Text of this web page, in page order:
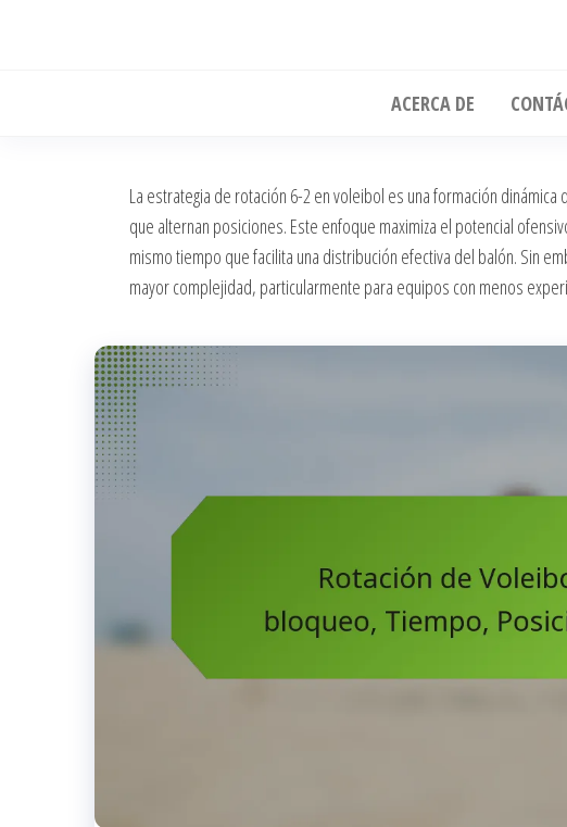
ACERCA DE
La estrategia de rotación 6-2 en voleibol es una formación
que alternan posiciones. Este enfoque maximiza el potencial
mismo tiempo que facilita una distribución efectiva del balón. Sin
mayor complejidad, particularmente para equipos con menos